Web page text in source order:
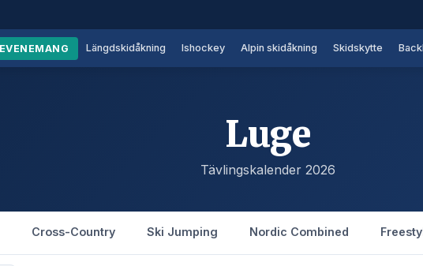
EVENEMANG Längdskidåkning Ishockey Alpin skidåkning Skidskytte
Luge
Tävlingskalender 2026
Cross-Country Ski Jumping Nordic Combined